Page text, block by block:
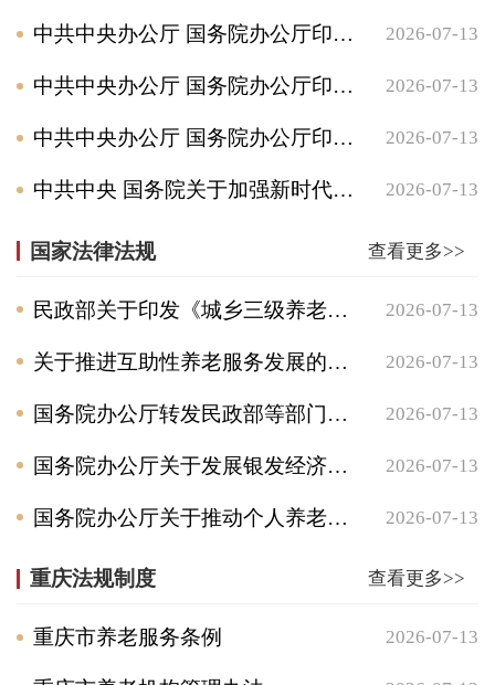
中共中央办公厅 国务院办公厅印发《关于推进基本养老服务体系建设的意见》 2026-07-13
中共中央办公厅 国务院办公厅印发《关于构建更高水平的全民健身公共服务体系的意见》 2026-07-13
中共中央办公厅 国务院办公厅印发《关于加强新时代关心下一代工作委员会工作的意见》 2026-07-13
中共中央 国务院关于加强新时代老龄工作的意见 2026-07-13
国家法律法规 查看更多>>
民政部关于印发《城乡三级养老服务网络建设管理指引》的通知 2026-07-13
关于推进互助性养老服务发展的意见 2026-07-13
国务院办公厅转发民政部等部门《关于 进一步加强养老机构安全管理的意见》的通知 2026-07-13
国务院办公厅关于发展银发经济增进老年人福祉的意见 2026-07-13
国务院办公厅关于推动个人养老金发展的意见 2026-07-13
重庆法规制度 查看更多>>
重庆市养老服务条例 2026-07-13